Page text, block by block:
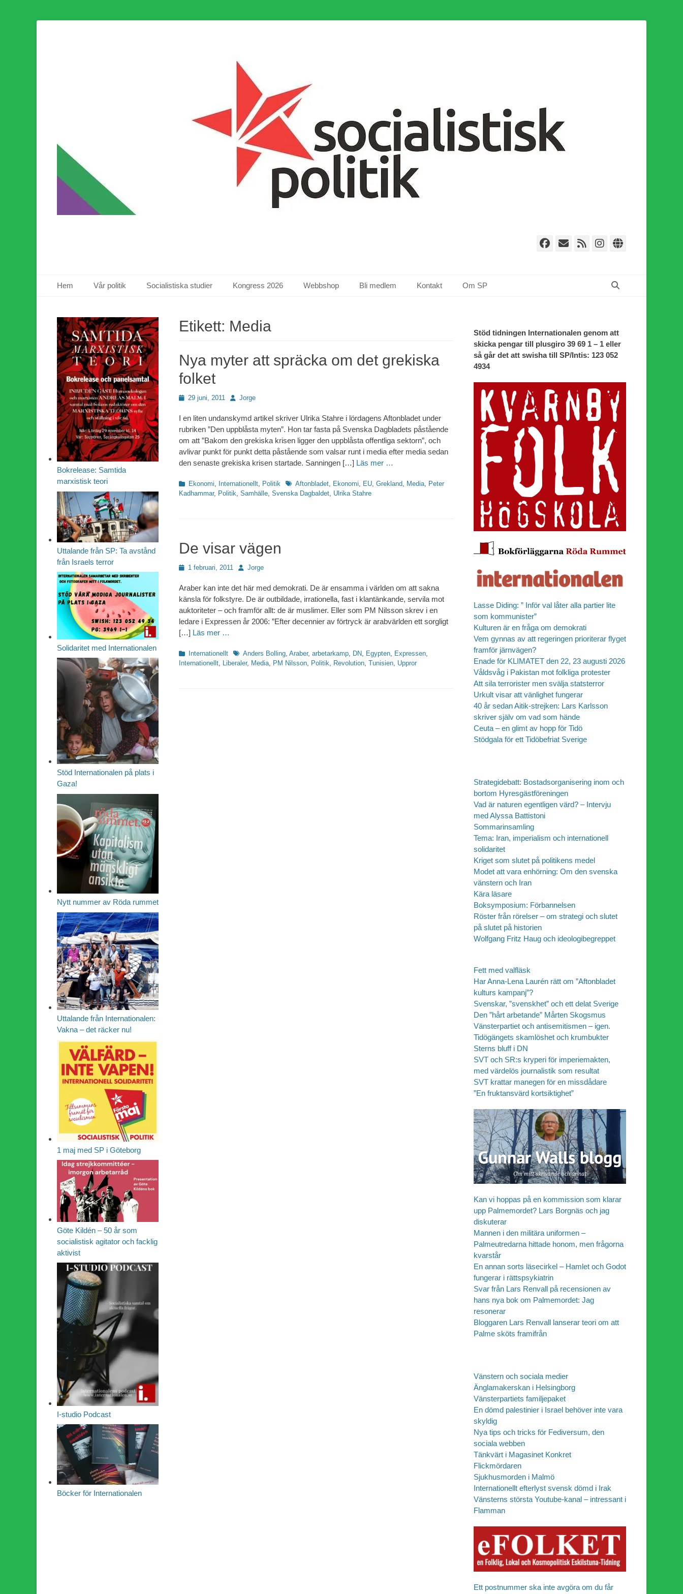
Facebook
E-
Webbflöde
Instagram
Primär meny
Hem Vår politik Socialistiska studier Kongress 2026 Webbshop Bli medlem Kontakt Om SP
Etikett: Media
Nya myter att spräcka om det grekiska
folket
Publicerad
29 juni, 2011 Författare
Jorge
I en liten undanskymd artikel skriver Ulrika Stahre i lördagens Aftonbladet under
rubriken ”Den uppblåsta myten”. Hon tar fasta på Svenska Dagbladets påstående
om att ”Bakom den grekiska krisen ligger den uppblåsta offentliga sektorn”, och
avlivar punkt för punkt detta påstående som valsar runt i media efter media sedan
den senaste grekiska krisen startade. Sanningen […] Läs mer …
Kategorier
Ekonomi, Internationellt, Politik Etiketter
Aftonbladet, Ekonomi, EU, Grekland, Media, Peter
Kadhammar, Politik, Samhälle, Svenska Dagbaldet, Ulrika Stahre
De visar vägen
Publicerad
1 februari, 2011 Författare
Jorge
Araber kan inte det här med demokrati. De är ensamma i världen om att sakna
känsla för folkstyre. De är outbildade, irrationella, fast i klantänkande, servila mot
auktoriteter – och framför allt: de är muslimer. Eller som PM Nilsson skrev i en
ledare i Expressen år 2006: ”Efter decennier av förtryck är arabvärlden ett sorgligt
[…] Läs mer …
Kategorier
Internationellt Etiketter
Anders Bolling, Araber, arbetarkamp, DN, Egypten, Expressen,
Internationellt, Liberaler, Media, PM Nilsson, Politik, Revolution, Tunisien, Uppror
Stöd tidningen Internationalen genom att
skicka pengar till plusgiro 39 69 1 – 1 eller
så går det att swisha till SP/Intis: 123 052
4934
Lasse Diding: ” Inför val låter alla partier lite
som kommunister”
Kulturen är en fråga om demokrati
Vem gynnas av att regeringen prioriterar flyget
framför järnvägen?
Enade för KLIMATET den 22, 23 augusti 2026
Våldsvåg i Pakistan mot folkliga protester
Att sila terrorister men svälja statsterror
Urkult visar att vänlighet fungerar
40 år sedan Aitik-strejken: Lars Karlsson
skriver själv om vad som hände
Ceuta – en glimt av hopp för Tidö
Stödgala för ett Tidöbefriat Sverige
Strategidebatt: Bostadsorganisering inom och
bortom Hyresgästföreningen
Vad är naturen egentligen värd? – Intervju
med Alyssa Battistoni
Sommarinsamling
Tema: Iran, imperialism och internationell
solidaritet
Kriget som slutet på politikens medel
Modet att vara enhörning: Om den svenska
vänstern och Iran
Kära läsare
Boksymposium: Förbannelsen
Röster från rörelser – om strategi och slutet
på slutet på historien
Wolfgang Fritz Haug och ideologibegreppet
Fett med valfläsk
Har Anna-Lena Laurén rätt om ”Aftonbladet
kulturs kampanj”?
Svenskar, ”svenskhet” och ett delat Sverige
Den ”hårt arbetande” Mårten Skogsmus
Vänsterpartiet och antisemitismen – igen.
Tidögängets skamlöshet och krumbukter
Sterns bluff i DN
SVT och SR:s kryperi för imperiemakten,
med värdelös journalistik som resultat
SVT krattar manegen för en missdådare
”En fruktansvärd kortsiktighet”
Kan vi hoppas på en kommission som klarar
upp Palmemordet? Lars Borgnäs och jag
diskuterar
Mannen i den militära uniformen –
Palmeutredarna hittade honom, men frågorna
kvarstår
En annan sorts läsecirkel – Hamlet och Godot
fungerar i rättspsykiatrin
Svar från Lars Renvall på recensionen av
hans nya bok om Palmemordet: Jag
resonerar
Bloggaren Lars Renvall lanserar teori om att
Palme sköts framifrån
Vänstern och sociala medier
Änglamakerskan i Helsingborg
Vänsterpartiets familjepaket
En dömd palestinier i Israel behöver inte vara
skyldig
Nya tips och tricks för Fediversum, den
sociala webben
Tänkvärt i Magasinet Konkret
Flickmördaren
Sjukhusmorden i Malmö
Internationellt efterlyst svensk dömd i Irak
Vänsterns största Youtube-kanal – intressant i
Flamman
Ett postnummer ska inte avgöra om du får
Bokrelease: Samtida
marxistisk teori
Uttalande från SP: Ta avstånd
från Israels terror
Solidaritet med Internationalen
Stöd Internationalen på plats i
Gaza!
Nytt nummer av Röda rummet
Uttalande från Internationalen:
Vakna – det räcker nu!
1 maj med SP i Göteborg
Göte Kildén – 50 år som
socialistisk agitator och facklig
aktivist
I-studio Podcast
Böcker för Internationalen